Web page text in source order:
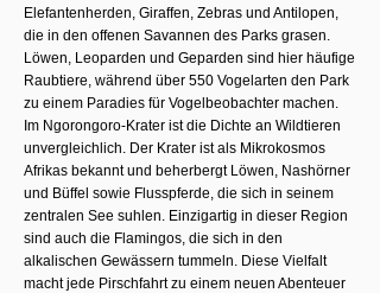
Elefantenherden, Giraffen, Zebras und Antilopen,
die in den offenen Savannen des Parks grasen.
Löwen, Leoparden und Geparden sind hier häufige
Raubtiere, während über 550 Vogelarten den Park
zu einem Paradies für Vogelbeobachter machen.
Im Ngorongoro-Krater ist die Dichte an Wildtieren
unvergleichlich. Der Krater ist als Mikrokosmos
Afrikas bekannt und beherbergt Löwen, Nashörner
und Büffel sowie Flusspferde, die sich in seinem
zentralen See suhlen. Einzigartig in dieser Region
sind auch die Flamingos, die sich in den
alkalischen Gewässern tummeln. Diese Vielfalt
macht jede Pirschfahrt zu einem neuen Abenteuer